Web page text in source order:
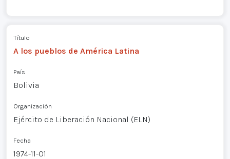
Título
A los pueblos de América Latina
País
Bolivia
Organización
Ejército de Liberación Nacional (ELN)
Fecha
1974-11-01